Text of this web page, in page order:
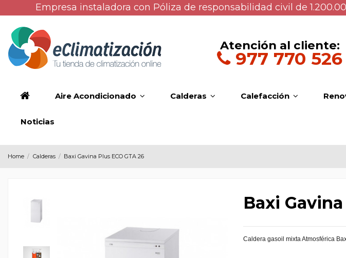
Empresa instaladora con Póliza de responsabilidad civil de
Atención al cliente:
977 770 526
Aire Acondicionado Calderas Calefacción
Noticias
Home Calderas Baxi Gavina Plus ECO GTA 26
Baxi
Caldera gasoil mixta Atmosférica